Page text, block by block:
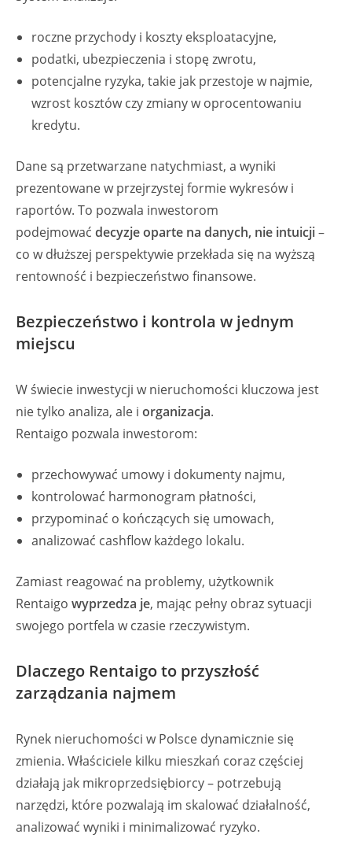
roczne przychody i koszty eksploatacyjne,
podatki, ubezpieczenia i stopę zwrotu,
potencjalne ryzyka, takie jak przestoje w najmie,
wzrost kosztów czy zmiany w oprocentowaniu
kredytu.
Dane są przetwarzane natychmiast, a wyniki
prezentowane w przejrzystej formie wykresów i
raportów. To pozwala inwestorom
podejmować decyzje oparte na danych, nie intuicji–
co w dłuższej perspektywie przekłada się na wyższą
rentowność i bezpieczeństwo finansowe.
Bezpieczeństwo i kontrola w jednym
miejscu
W świecie inwestycji w nieruchomości kluczowa jest
nie tylko analiza, ale i organizacja.
Rentaigo pozwala inwestorom:
przechowywać umowy i dokumenty najmu,
kontrolować harmonogram płatności,
przypominać o kończących się umowach,
analizować cashflow każdego lokalu.
Zamiast reagować na problemy, użytkownik
Rentaigo wyprzedza je, mając pełny obraz sytuacji
swojego portfela w czasie rzeczywistym.
Dlaczego Rentaigo to przyszłość
zarządzania najmem
Rynek nieruchomości w Polsce dynamicznie się
zmienia. Właściciele kilku mieszkań coraz częściej
działają jak mikroprzedsiębiorcy – potrzebują
narzędzi, które pozwalają im skalować działalność,
analizować wyniki i minimalizować ryzyko.